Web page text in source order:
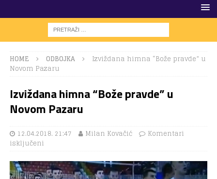
HOME ODBOJKA
Izviždana himna “Bože pravde” u
Novom Pazaru
Izviždana himna “Bože pravde” u
Novom Pazaru
12.04.2018. 21:47 Milan Kovačić
Komentari
isključeni